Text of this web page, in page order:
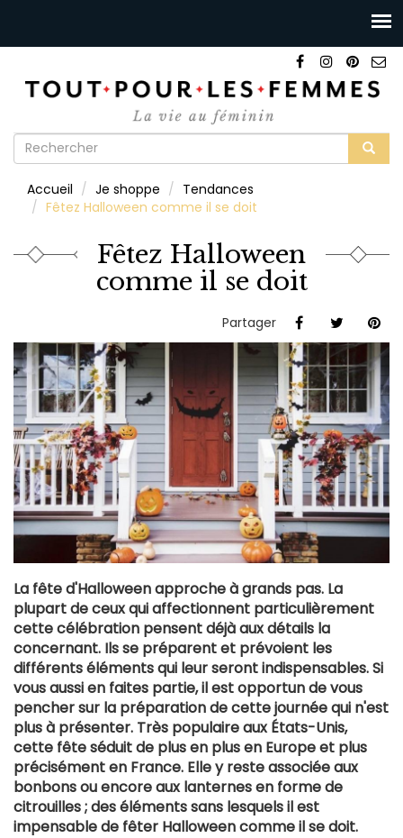
Formulaire
recherche
Accueil Je shoppe
Tendances
Fêtez Halloween comme il se doit
Fêtez Halloween
comme il se doit
Partager
La fête d'Halloween approche à grands pas. La
plupart de ceux qui affectionnent particulièrement
cette célébration pensent déjà aux détails la
concernant. Ils se préparent et prévoient les
différents éléments qui leur seront indispensables. Si
vous aussi en faites partie, il est opportun de vous
pencher sur la préparation de cette journée qui n'est
plus à présenter. Très populaire aux États-Unis,
cette fête séduit de plus en plus en Europe et plus
précisément en France. Elle y reste associée aux
bonbons ou encore aux lanternes en forme de
citrouilles ; des éléments sans lesquels il est
impensable de fêter Halloween comme il se doit.